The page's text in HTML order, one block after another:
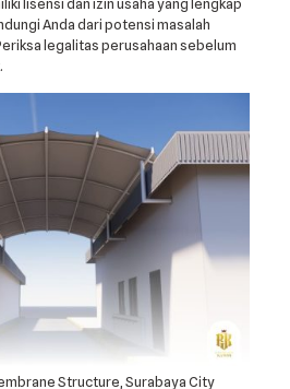
lisensi dan izin usaha yang lengkap
Anda dari potensi masalah
legalitas perusahaan sebelum
Structure, Surabaya City